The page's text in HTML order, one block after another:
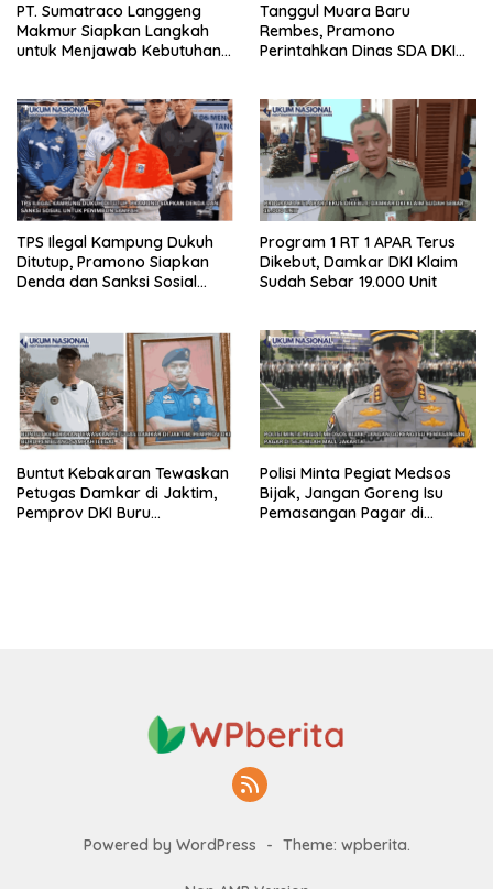
PT. Sumatraco Langgeng
Makmur Siapkan Langkah
untuk Menjawab Kebutuhan
Tanggul Muara Baru
Rembes, Pramono
Perintahkan Dinas SDA DKI
TPS Ilegal Kampung Dukuh
Ditutup, Pramono Siapkan
Denda dan Sanksi Sosial
Program 1 RT 1 APAR Terus
Dikebut, Damkar DKI Klaim
Sudah Sebar 19.000 Unit
Buntut Kebakaran Tewaskan
Petugas Damkar di Jaktim,
Pemprov DKI Buru
Polisi Minta Pegiat Medsos
Bijak, Jangan Goreng Isu
Pemasangan Pagar di
Powered by WordPress - Theme: wpberita.